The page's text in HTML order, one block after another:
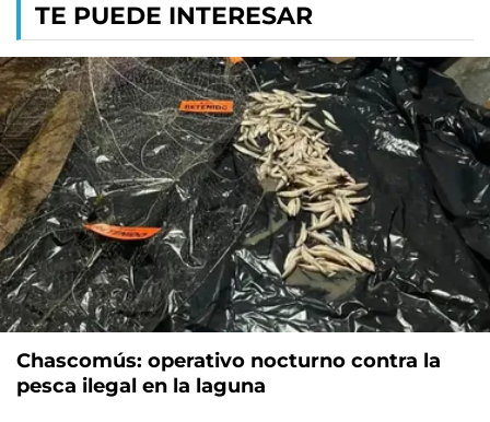
TE PUEDE INTERESAR
Chascomús: operativo nocturno contra la
pesca ilegal en la laguna